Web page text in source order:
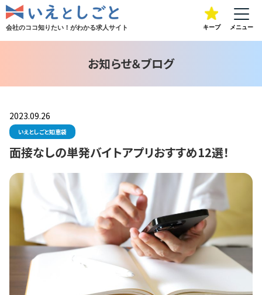
会社のココ知りたい！がわかる求人サイト キープ メニュー
お知らせ＆ブログ
2023.09.26
いえとしごと知恵袋
面接なしの単発バイトアプリおすすめ12選！